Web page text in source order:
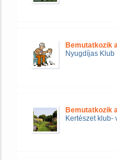
Bemutatkozik
Nyugdíjas Klub
Bemutatkozik
Kertészet klub-